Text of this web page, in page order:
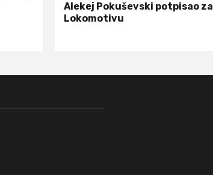
Alekej Pokuševski potpisao za
Lokomotivu